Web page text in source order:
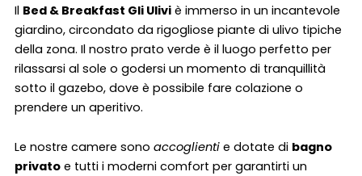
Il Bed & Breakfast Gli Ulivi è immerso in un incantevole
giardino, circondato da rigogliose piante di ulivo tipiche
della zona. Il nostro prato verde è il luogo perfetto per
rilassarsi al sole o godersi un momento di tranquillità
sotto il gazebo, dove è possibile fare colazione o
prendere un aperitivo.
Le nostre camere sono accoglienti e dotate di bagno
privato e tutti i moderni comfort per garantirti un